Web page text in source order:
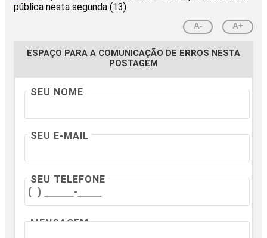
A- A+
ESPAÇO PARA A COMUNICAÇÃO DE ERROS NESTA
POSTAGEM
SEU NOME
SEU E-MAIL
SEU TELEFONE
MENSAGEM